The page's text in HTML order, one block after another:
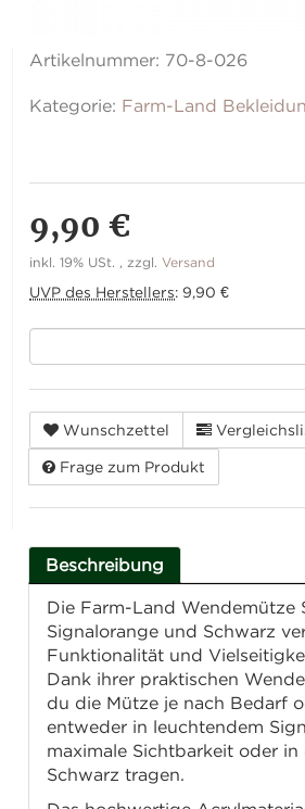
Artikelnummer: 70-8-026
Kategorie: Farm-Land
9,90 €
inkl. 19% USt. , zzgl.Versand
UVP des Herstellers: 9,90 €
Wunschzettel
Frage zum Produkt
Beschreibung
Die Farm-Land Wendemütze
Signalorange und Schwarz
Funktionalität und
Dank ihrer praktischen
du die Mütze je nach Bedarf
entweder in leuchtendem
maximale Sichtbarkeit oder in
Schwarz tragen.